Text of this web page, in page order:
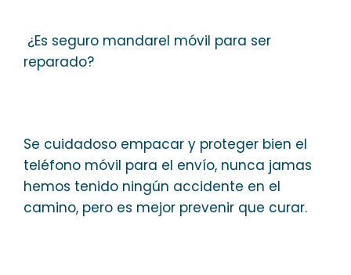
¿Es seguro mandarel móvil para ser
reparado?
Se cuidadoso empacar y proteger bien el
teléfono móvil para el envío, nunca jamas
hemos tenido ningún accidente en el
camino, pero es mejor prevenir que curar.